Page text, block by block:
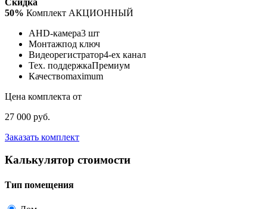
50% Комплект АКЦИОННЫЙ
AHD-камера3 шт
Монтажпод ключ
Видеорегистратор4-ех канал
Тех. поддержкаПремиум
Качествоmaximum
Цена комплекта от
27 000 руб.
Заказать комплект
Калькулятор стоимости
Тип помещения